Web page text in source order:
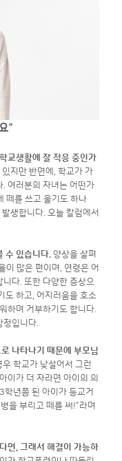
”
교생활에 잘 적응 중인가
지만 반면에, 학교가 가
여러분의 자녀는 어떤가
떼를 쓰고 울기도 하나
생합니다. 오늘 칼럼에서
수 있습니다. 양상을 살펴
이 많은 편이며, 연령은 어
다. 또한 다양한 증상으
도 하고, 어지러움을 호소
하며 거부하기도 합니다.
입니다.
나타나기 때문에 부모님
학교가 낯설어서 그런
이가 더 자라면 아이의 의
학년쯤 된 아이가 등교거
을 부리고 떼를 써!”라며
면, 그래서 해결이 가능하